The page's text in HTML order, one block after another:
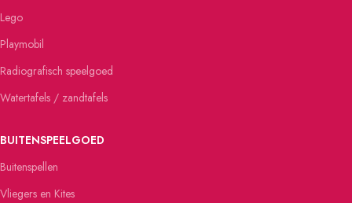
Lego
Playmobil
Radiografisch speelgoed
Watertafels / zandtafels
BUITENSPEELGOED
Buitenspellen
Vliegers en Kites